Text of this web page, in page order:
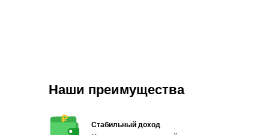
Наши преимущества
Стабильный доход